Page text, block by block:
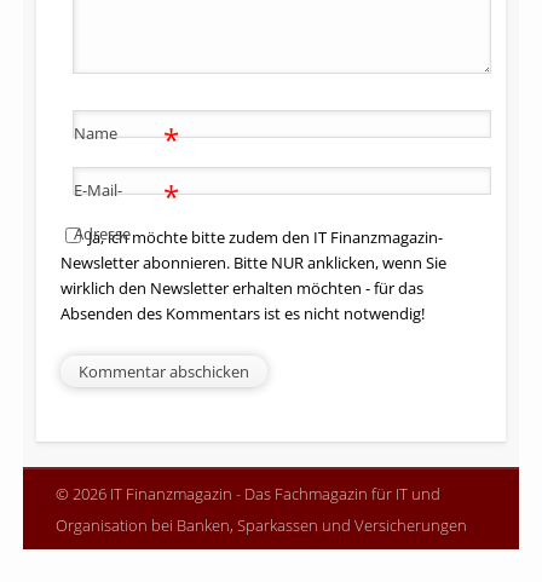
Name *
E-Mail-
Adresse
*
Ja, ich möchte bitte zudem den IT Finanzmagazin-
Newsletter abonnieren. Bitte NUR anklicken, wenn Sie
wirklich den Newsletter erhalten möchten - für das
Absenden des Kommentars ist es nicht notwendig!
© 2026 IT Finanzmagazin - Das Fachmagazin für IT und
Organisation bei Banken, Sparkassen und Versicherungen